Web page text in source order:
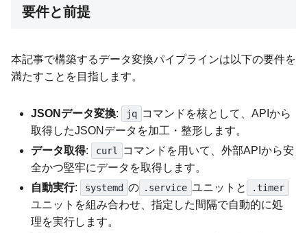
要件と前提
本記事で構築するデータ変換パイプラインは以下の要件を
満たすことを目指します。
JSONデータ変換: jq コマンドを核として、APIから
取得したJSONデータを加工・整形します。
データ取得: curl
コマンドを用いて、外部APIから安
全かつ堅牢にデータを取得します。
自動実行: systemd の .service ユニットと .timer
ユニットを組み合わせ、指定した間隔で自動的に処
理を実行します。